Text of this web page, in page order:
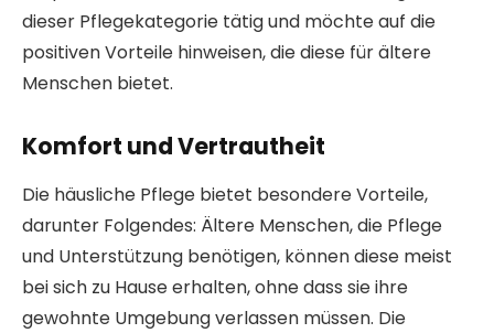
dieser Pflegekategorie tätig und möchte auf die
positiven Vorteile hinweisen, die diese für ältere
Menschen bietet.
Komfort und Vertrautheit
Die häusliche Pflege bietet besondere Vorteile,
darunter Folgendes: Ältere Menschen, die Pflege
und Unterstützung benötigen, können diese meist
bei sich zu Hause erhalten, ohne dass sie ihre
gewohnte Umgebung verlassen müssen. Die